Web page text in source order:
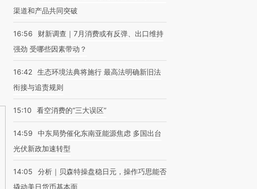
渠道和产品共同突破
16:56
财新调查｜7月消费或有反弹、出口维持
强劲 受哪些因素带动？
16:42 生态环境法典将施行 最高法明确新旧法
衔接与追责规则
15:10 看空消费的“三大误区”
14:59
中东局势催化东南亚能源焦虑 多国出台
光伏新政加速转型
14:05
分析｜贝森特操盘稳日元，操作巧思能否
撬动美日货币基本面